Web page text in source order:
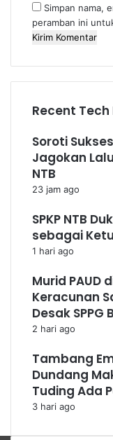
Simpan nama,
peramban ini
Recent Tech
Soroti
Jagokan
NTB
23 jam ago
SPKP NTB
sebagai
1 hari ago
Murid PAUD
Keracunan
Desak SPPG
2 hari ago
Tambang
Dundang
Tuding Ada
3 hari ago